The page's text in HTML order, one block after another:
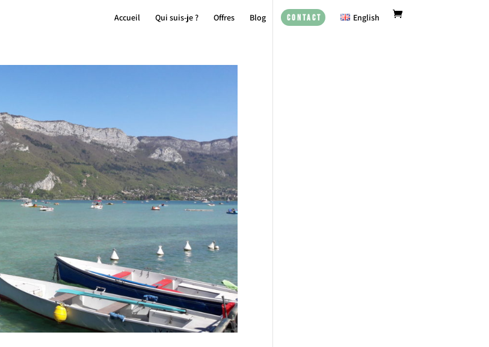
Accueil Qui suis-je ? Offres Blog Contact English